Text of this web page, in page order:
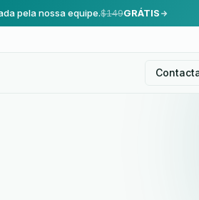
pela nossa equipe.$149GRÁTIS